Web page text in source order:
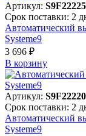
Артикул: S9F22225
Срок поставки: 2
Автоматический
Systeme9
3 696 ₽
В корзинy
Артикул: S9F22220
Срок поставки: 2
Автоматический
Systeme9